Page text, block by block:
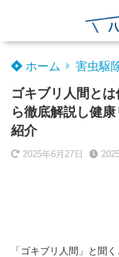
ホーム 害虫駆
ゴキブリ人間と
ら徹底解説し健
紹介
2025年6月27日
「ゴキブリ人間」と聞